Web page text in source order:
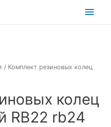
/ Комплект резиновых колец
колец
RB22 rb24